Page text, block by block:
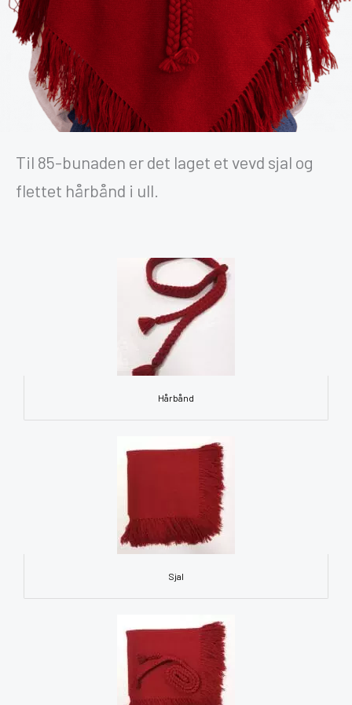
Til 85-bunaden er det laget et vevd sjal og
flettet hårbånd i ull.
Hårbånd
Sjal